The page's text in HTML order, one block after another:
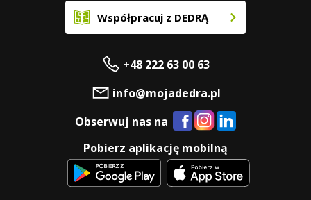
Współpracuj z DEDRĄ
+48 222 63 00 63
info@mojadedra.pl
Obserwuj nas na
Pobierz aplikację mobilną